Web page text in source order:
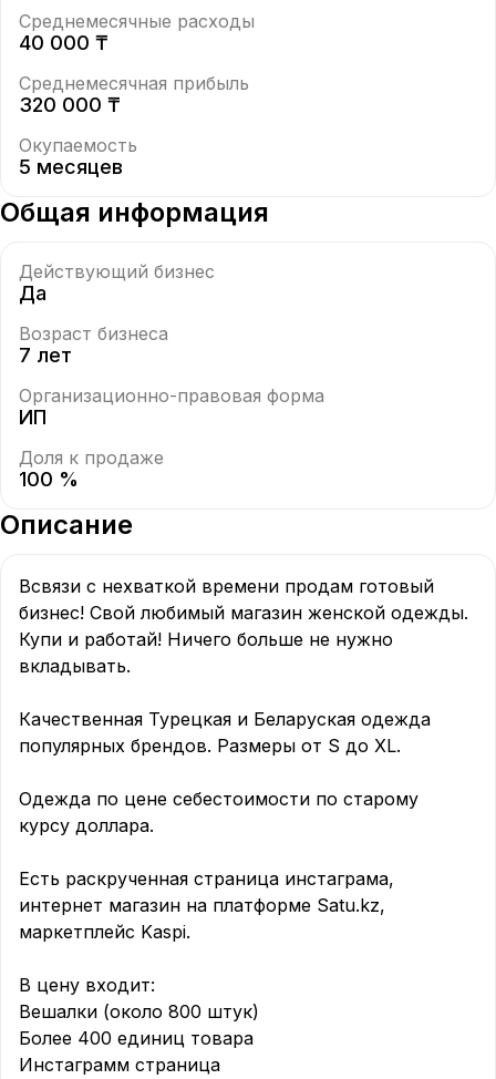
Среднемесячные расходы
40 000 ₸
Среднемесячная прибыль
320 000 ₸
Окупаемость
5 месяцев
Общая информация
Действующий бизнес
Да
Возраст бизнеса
7 лет
Организационно-правовая форма
ИП
Доля к продаже
100 %
Описание
Всвязи с нехваткой времени продам готовый
бизнес! Свой любимый магазин женской одежды.
Купи и работай! Ничего больше не нужно
вкладывать.
Качественная Турецкая и Беларуская одежда
популярных брендов. Размеры от S до XL.
Одежда по цене себестоимости по старому
курсу доллара.
Есть раскрученная страница инстаграма,
интернет магазин на платформе Satu.kz,
маркетплейс Kaspi.
В цену входит:
Вешалки (около 800 штук)
Более 400 единиц товара
Инстаграмм страница